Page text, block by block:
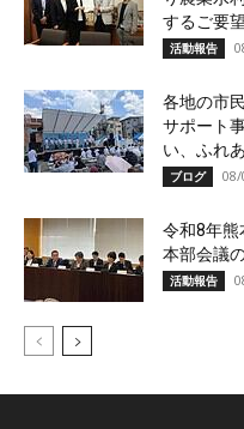
するご要
活動報告
各地の市
サポート
い、ふれ
ブログ 08/
令和8年熊
本部会議
活動報告